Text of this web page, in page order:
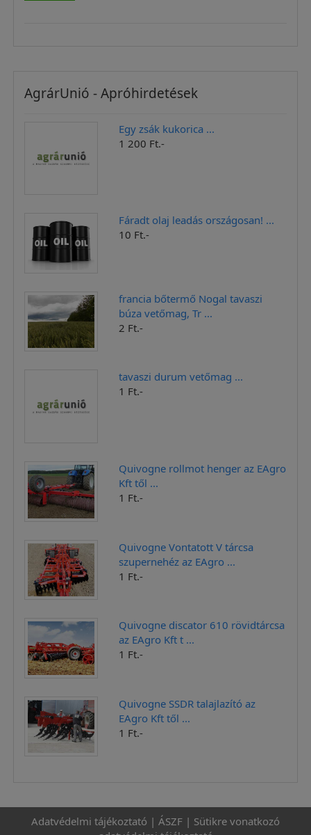
AgrárUnió - Apróhirdetések
Egy zsák kukorica ...
1 200 Ft.-
Fáradt olaj leadás országosan! ...
10 Ft.-
francia bőtermő Nogal tavaszi
búza vetőmag, Tr ...
2 Ft.-
tavaszi durum vetőmag ...
1 Ft.-
Quivogne rollmot henger az EAgro
Kft től ...
1 Ft.-
Quivogne Vontatott V tárcsa
szupernehéz az EAgro ...
1 Ft.-
Quivogne discator 610 rövidtárcsa
az EAgro Kft t ...
1 Ft.-
Quivogne SSDR talajlazító az
EAgro Kft től ...
1 Ft.-
Adatvédelmi tájékoztató | ÁSZF | Sütikre vonatkozó